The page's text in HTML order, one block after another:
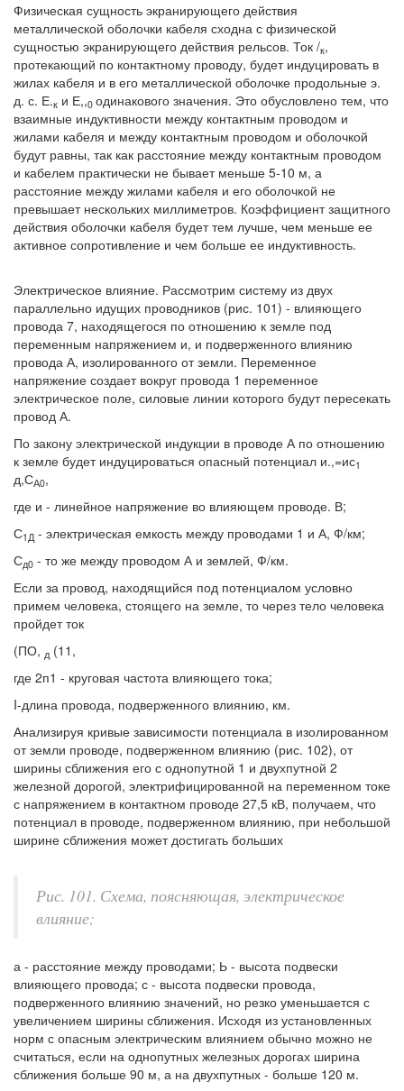
Физическая сущность экранирующего действия
металлической оболочки кабеля сходна с физической
сущностью экранирующего действия рельсов. Ток /к,
протекающий по контактному проводу, будет индуцировать в
жилах кабеля и в его металлической оболочке продольные э.
д. с. Е.к и Е,,0 одинакового значения. Это обусловлено тем, что
взаимные индуктивности между контактным проводом и
жилами кабеля и между контактным проводом и оболочкой
будут равны, так как расстояние между контактным проводом
и кабелем практически не бывает меньше 5-10 м, а
расстояние между жилами кабеля и его оболочкой не
превышает нескольких миллиметров. Коэффициент защитного
действия оболочки кабеля будет тем лучше, чем меньше ее
активное сопротивление и чем больше ее индуктивность.
Электрическое влияние. Рассмотрим систему из двух
параллельно идущих проводников (рис. 101) - влияющего
провода 7, находящегося по отношению к земле под
переменным напряжением и, и подверженного влиянию
провода А, изолированного от земли. Переменное
напряжение создает вокруг провода 1 переменное
электрическое поле, силовые линии которого будут пересекать
провод А.
По закону электрической индукции в проводе А по отношению
к земле будет индуцироваться опасный потенциал и.,=ис1
д,СА0,
где и - линейное напряжение во влияющем проводе. В;
С1Д - электрическая емкость между проводами 1 и А, Ф/км;
Сд0 - то же между проводом А и землей, Ф/км.
Если за провод, находящийся под потенциалом условно
примем человека, стоящего на земле, то через тело человека
пройдет ток
(ПО, д (11,
где 2п1 - круговая частота влияющего тока;
I-длина провода, подверженного влиянию, км.
Анализируя кривые зависимости потенциала в изолированном
от земли проводе, подверженном влиянию (рис. 102), от
ширины сближения его с однопутной 1 и двухпутной 2
железной дорогой, электрифицированной на переменном токе
с напряжением в контактном проводе 27,5 кВ, получаем, что
потенциал в проводе, подверженном влиянию, при небольшой
ширине сближения может достигать больших
Рис. 101. Схема, поясняющая, электрическое
влияние;
а - расстояние между проводами; Ь - высота подвески
влияющего провода; с - высота подвески провода,
подверженного влиянию значений, но резко уменьшается с
увеличением ширины сближения. Исходя из установленных
норм с опасным электрическим влиянием обычно можно не
считаться, если на однопутных железных дорогах ширина
сближения больше 90 м, а на двухпутных - больше 120 м.